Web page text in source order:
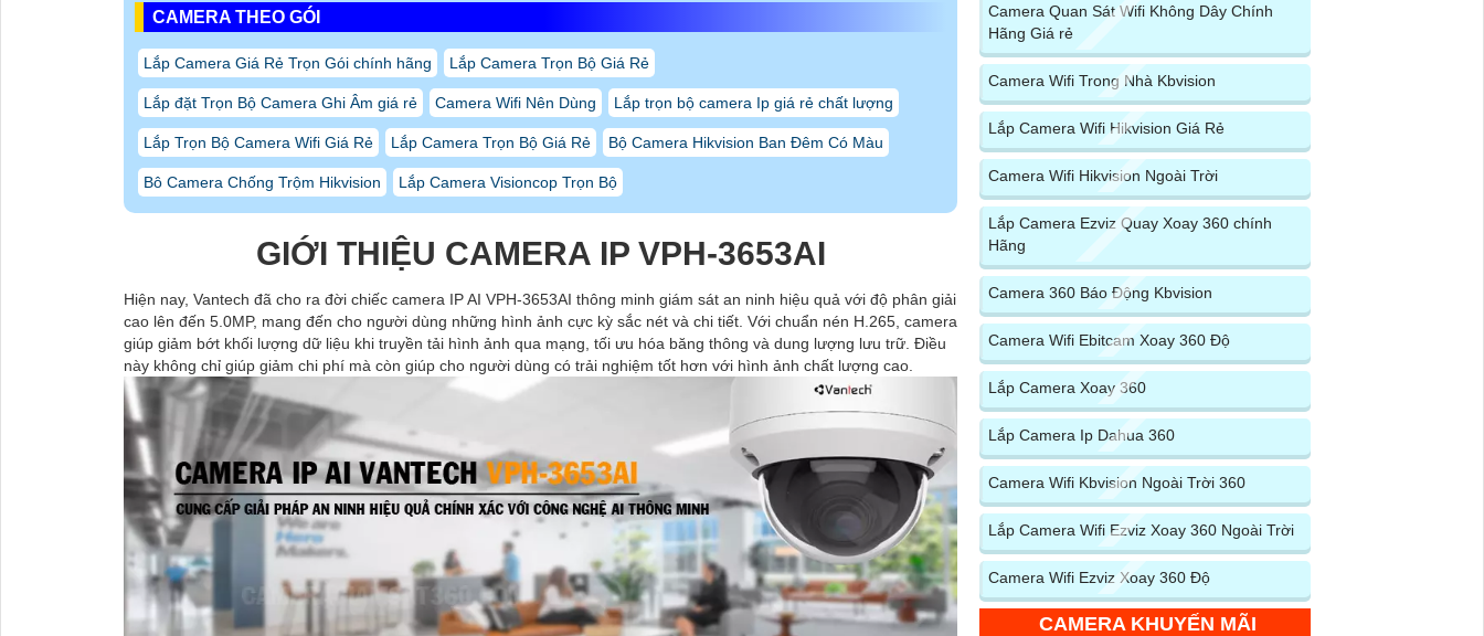
CAMERA THEO GÓI
Lắp Camera Giá Rẻ Trọn Gói chính hãng Lắp Camera Trọn Bộ Giá Rẻ
Lắp đặt Trọn Bộ Camera Ghi Âm giá rẻ Camera Wifi Nên Dùng Lắp trọn bộ camera Ip giá rẻ chất lượng
Lắp Trọn Bộ Camera Wifi Giá Rẻ Lắp Camera Trọn Bộ Giá Rẻ Bộ Camera Hikvision Ban Đêm Có Màu
Bô Camera Chống Trộm Hikvision Lắp Camera Visioncop Trọn Bộ
GIỚI THIỆU CAMERA IP VPH-3653AI
Hiện nay, Vantech đã cho ra đời chiếc camera IP AI VPH-3653AI thông minh giám sát an ninh hiệu quả với độ phân giải
cao lên đến 5.0MP, mang đến cho người dùng những hình ảnh cực kỳ sắc nét và chi tiết. Với chuẩn nén H.265, camera
giúp giảm bớt khối lượng dữ liệu khi truyền tải hình ảnh qua mạng, tối ưu hóa băng thông và dung lượng lưu trữ. Điều
này không chỉ giúp giảm chi phí mà còn giúp cho người dùng có trải nghiệm tốt hơn với hình ảnh chất lượng cao.
Camera Quan Sát Wifi Không Dây Chính
Hãng Giá rẻ
Camera Wifi Trong Nhà Kbvision
Lắp Camera Wifi Hikvision Giá Rẻ
Camera Wifi Hikvision Ngoài Trời
Lắp Camera Ezviz Quay Xoay 360 chính
Hãng
Camera 360 Báo Động Kbvision
Camera Wifi Ebitcam Xoay 360 Độ
Lắp Camera Xoay 360
Lắp Camera Ip Dahua 360
Camera Wifi Kbvision Ngoài Trời 360
Lắp Camera Wifi Ezviz Xoay 360 Ngoài Trời
Camera Wifi Ezviz Xoay 360 Độ
CAMERA KHUYẾN MÃI